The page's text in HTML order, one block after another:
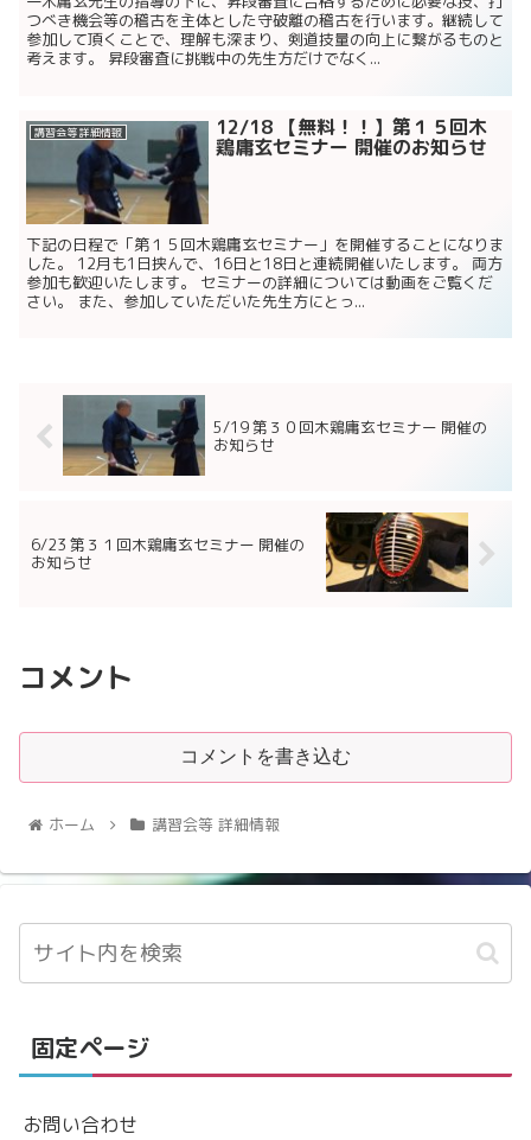
つべき機会等の稽古を主体とした守破離の稽古を行います。継続して
参加して頂くことで、理解も深まり、剣道技量の向上に繋がるものと
考えます。 昇段審査に挑戦中の先生方だけでなく...
講習会等 詳細情報 12/18 【無料！！】第１５回木
鶏庸玄セミナー 開催のお知らせ
下記の日程で「第１５回木鶏庸玄セミナー」を開催することになりま
した。 12月も1日挟んで、16日と18日と連続開催いたします。 両方
参加も歓迎いたします。 セミナーの詳細については動画をご覧くだ
さい。 また、参加していただいた先生方にとっ...
5/19 第３０回木鶏庸玄セミナー 開催の
お知らせ
6/23 第３１回木鶏庸玄セミナー 開催の
お知らせ
コメント
コメントを書き込む
ホーム 講習会等 詳細情報
固定ページ
お問い合わせ